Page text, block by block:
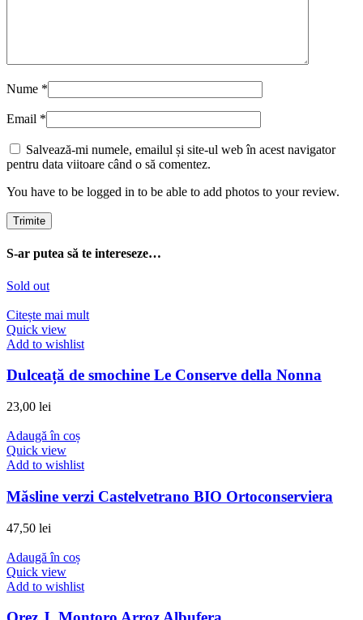
Nume *
Email *
Salvează-mi numele, emailul și site-ul web în acest navigator
pentru data viitoare când o să comentez.
You have to be logged in to be able to add photos to your review.
S-ar putea să te intereseze…
Sold out
Citește mai mult
Quick view
Add to wishlist
Dulceață de smochine Le Conserve della Nonna
23,00 lei
Adaugă în coș
Quick view
Add to wishlist
Măsline verzi Castelvetrano BIO Ortoconserviera
47,50 lei
Adaugă în coș
Quick view
Add to wishlist